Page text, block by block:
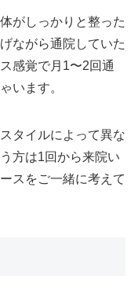
がしっかりと整った
ながら通院していた
感覚で月1〜2回通
います。
タイルによって異な
方は1回から来院い
スをご一緒に考えて